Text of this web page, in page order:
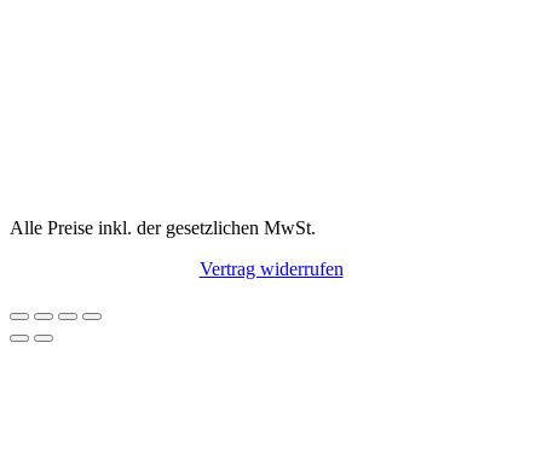
Alle Preise inkl. der gesetzlichen MwSt.
Vertrag widerrufen